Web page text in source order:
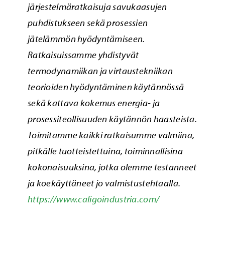
järjestelmäratkaisuja savukaasujen
puhdistukseen sekä prosessien
jätelämmön hyödyntämiseen.
Ratkaisuissamme yhdistyvät
termodynamiikan ja virtaustekniikan
teorioiden hyödyntäminen käytännössä
sekä kattava kokemus energia- ja
prosessiteollisuuden käytännön haasteista.
Toimitamme kaikki ratkaisumme valmiina,
pitkälle tuotteistettuina, toiminnallisina
kokonaisuuksina, jotka olemme testanneet
ja koekäyttäneet jo valmistustehtaalla.
https://www.caligoindustria.com/